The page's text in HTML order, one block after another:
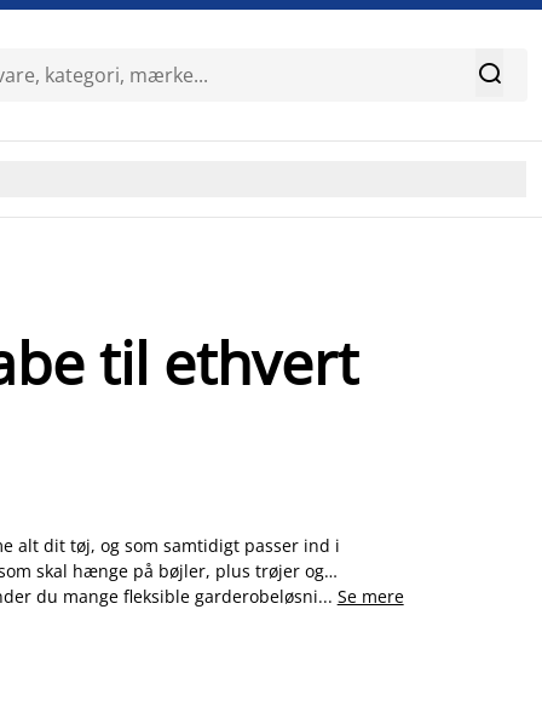

til ethvert
alt dit tøj, og som samtidigt passer ind i
skal hænge på bøjler, plus trøjer og
du mange fleksible garderobeløsninger med
... Se mere